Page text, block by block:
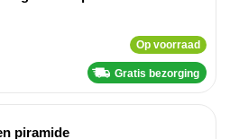
Op voorraad
Gratis bezorging
piramide